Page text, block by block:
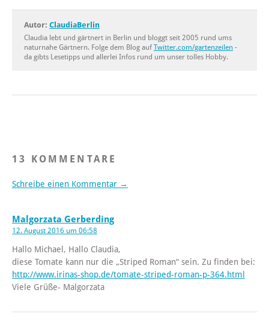
Autor: ClaudiaBerlin
Claudia lebt und gärtnert in Berlin und bloggt seit 2005 rund ums
naturnahe Gärtnern. Folge dem Blog aufTwitter.com/gartenzeilen -
da gibts Lesetipps und allerlei Infos rund um unser tolles Hobby.
13 KOMMENTARE
Schreibe einen Kommentar →
Malgorzata Gerberding
12. August 2016 um 06:58
Hallo Michael, Hallo Claudia,
diese Tomate kann nur die „Striped Roman“ sein. Zu finden bei:
http://www.irinas-shop.de/tomate-striped-roman-p-364.html
Viele Grüße- Malgorzata